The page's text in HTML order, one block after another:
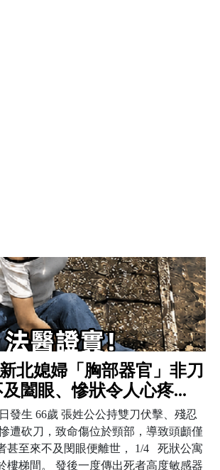
北媳婦「胸部器官」非刀
闔眼、慘狀令人心疼...
發生 66歲 張姓公公持雙刀伏擊、殘忍
遭砍刀，致命傷位於頸部，導致頭顱僅
甚至來不及閔眼便離世， 1/4 死狀公寓
樓梯間。 發後一度傳出死者高度敏感器